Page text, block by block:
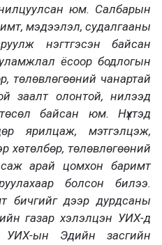
юм. Салбарын
мэдээлэл, судалгааны
нэгтгэсэн байсан
ёсоор бодлогын
төлөвлөгөөний чанартай
заалт олонтой, нилээд
байсан юм. Нүхтэд
ярилцаж, мэтгэлцэж,
хөтөлбөр, төлөвлөгөөний
арай цомхон баримт
болсон билээ.
бичгийг дээр дурдсаны
газар хэлэлцэн УИХ-д
УИХ-ын Эдийн засгийн